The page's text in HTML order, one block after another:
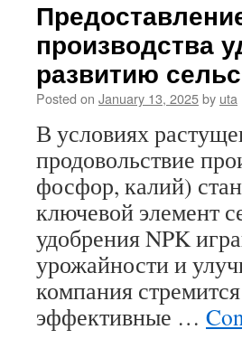
производства
развитию
Posted on January 13, 2025by uta
В условиях
продовольствие
фосфор, калий)
ключевой элемент
удобрения NPK
урожайности и
компания
эффективные …